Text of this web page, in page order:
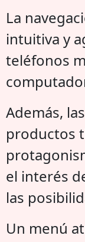
La
intuitiva y
teléfonos
Además,
productos
el interés
las
Un menú